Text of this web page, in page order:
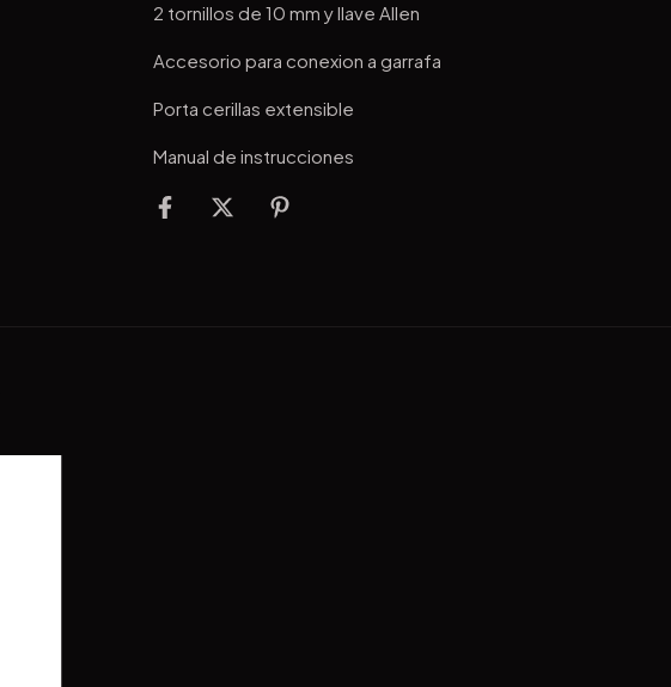
2 tornillos de 10 mm y llave Allen
Accesorio para conexion a garrafa
Porta cerillas extensible
Manual de instrucciones